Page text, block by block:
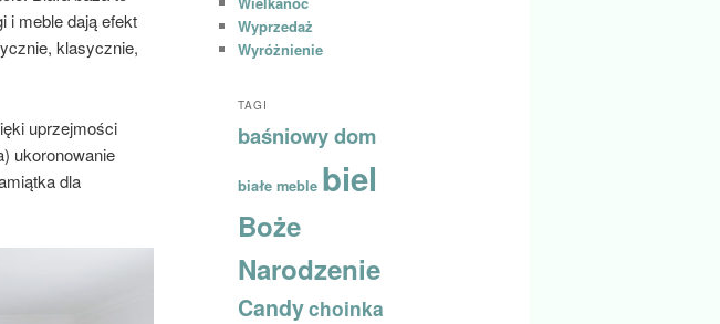
i meble dają efekt
klasycznie,
uprzejmości
ukoronowanie
dla
Wyprzedaż
Wyróżnienie
TAGI
baśniowy dom
białe meble biel
Boże
Narodzenie
Candychoinka